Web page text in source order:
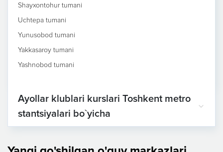
Shayxontohur tumani
Uchtepa tumani
Yunusobod tumani
Yakkasaroy tumani
Yashnobod tumani
Ayollar klublari kurslari Toshkent metro
stantsiyalari bo`yicha